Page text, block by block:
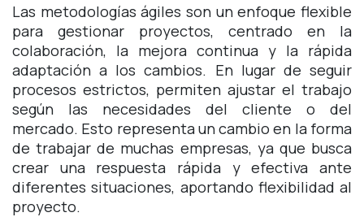
Las metodologías ágiles son un enfoque flexible
para gestionar proyectos, centrado en la
colaboración, la mejora continua y la rápida
adaptación a los cambios. En lugar de seguir
procesos estrictos, permiten ajustar el trabajo
según las necesidades del cliente o del
mercado. Esto representa un cambio en la forma
de trabajar de muchas empresas, ya que busca
crear una respuesta rápida y efectiva ante
diferentes situaciones, aportando flexibilidad al
proyecto.